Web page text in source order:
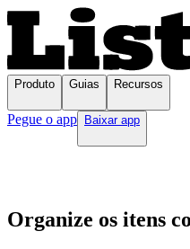
Produto Guias Recursos
Pegue o app Baixar app
Organize os itens